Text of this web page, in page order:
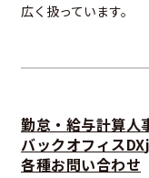
広く扱っています。
勤怠・給与計算人
バックオフィスDX
各種お問い合わせ